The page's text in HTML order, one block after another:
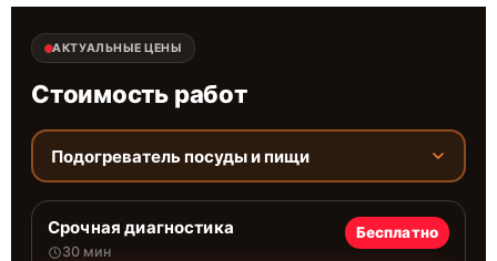
АКТУАЛЬНЫЕ ЦЕНЫ
Стоимость работ
Подогреватель посуды и пищи
Срочная диагностика
30 мин
Бесплатно